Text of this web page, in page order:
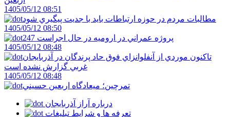
1405/05/12 08:51
مطالبات مردم در حوزه ارتباطات بايد با جديت پيگيري شود
1405/05/12 08:50
247 پروژه عمراني در اروميه در حال اجراست
1405/05/12 08:48
تاکنون موردي از آنفلوانزاي فوق حاد پرندگان در آذربايجان
غربي گزارش نشده است
1405/05/12 08:48
تمرچين؛ ميعادگاه اربعين حسيني
درباره آراز آذربایجان
تعرفه ها و شرایط تبلیغات